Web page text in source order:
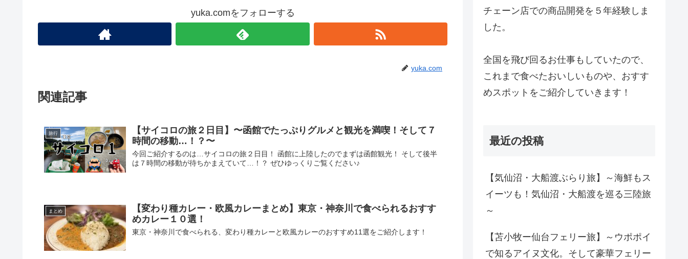
yuka.comをフォローする
yuka.com
関連記事
旅行
【サイコロの旅２日目】〜函館でたっぷりグルメと観光を満喫！そして７
時間の移動…！？〜
今回ご紹介するのは…サイコロの旅２日目！ 函館に上陸したのでまずは函館観光！ そして後半
は７時間の移動が待ちかまえていて…！？ ぜひゆっくりご覧ください♪
まとめ
【変わり種カレー・欧風カレーまとめ】東京・神奈川で食べられるおすす
めカレー１０選！
東京・神奈川で食べられる、変わり種カレーと欧風カレーのおすすめ11選をご紹介します！
チェーン店での商品開発を５年経験しま
した。
全国を飛び回るお仕事もしていたので、
これまで食べたおいしいものや、おすす
めスポットをご紹介していきます！
最近の投稿
【気仙沼・大船渡ぶらり旅】～海鮮もス
イーツも！気仙沼・大船渡を巡る三陸旅
～
【苫小牧ー仙台フェリー旅】～ウポポイ
で知るアイヌ文化。そして豪華フェリー